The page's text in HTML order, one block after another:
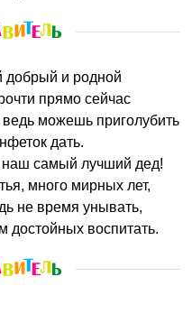
добрый и родной
прямо сейчас
можешь приголубить
дать.
самый лучший дед!
много мирных лет,
не время унывать,
воспитать.